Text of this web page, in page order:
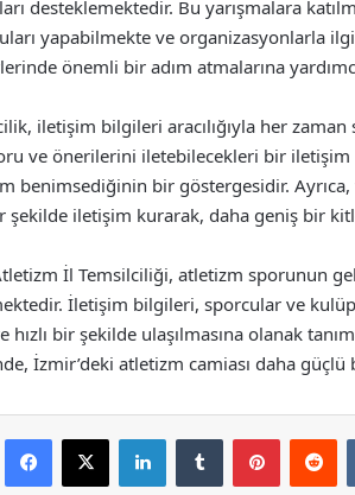
desteklemektedir. Bu yarışmalara
yapabilmekte ve organizasyonlarla
önemli bir adım atmalarına
iletişim bilgileri aracılığıyla her
ve önerilerini iletebilecekleri bir iletişim
benimsediğinin bir göstergesidir.
şekilde iletişim kurarak, daha geniş bir
İl Temsilciliği, atletizm sporunun
İletişim bilgileri, sporcular ve
hızlı bir şekilde ulaşılmasına olanak
İzmir’deki atletizm camiası daha
Facebook
X LinkedInTumblr Pinterest